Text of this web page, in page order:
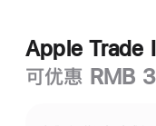
Apple Trade
可优惠 RMB